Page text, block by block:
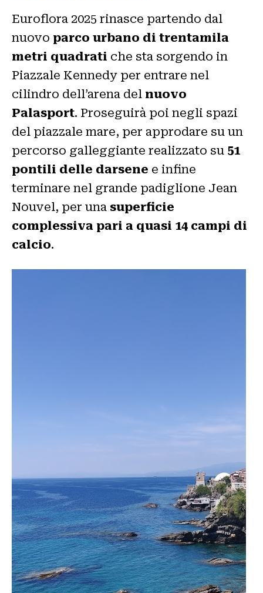
Euroflora 2025 rinasce partendo dal
nuovo parco urbano di trentamila
metri quadrati che sta sorgendo in
Piazzale Kennedy per entrare nel
cilindro dell’arena del nuovo
Palasport. Proseguirà poi negli spazi
del piazzale mare, per approdare su un
percorso galleggiante realizzato su 51
pontili delle darsene e infine
terminare nel grande padiglione Jean
Nouvel, per una superficie
complessiva pari a quasi 14 campi di
calcio.